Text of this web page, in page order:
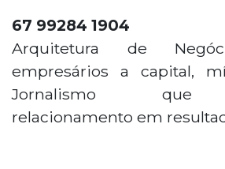
67 99284 1904
Arquitetura de
empresários a capital,
Jornalismo que
relacionamento em